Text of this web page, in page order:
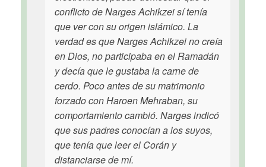
conflicto de Narges Achikzei sí tenía
que ver con su origen islámico. La
verdad es que Narges Achikzei no creía
en Dios, no participaba en el Ramadán
y decía que le gustaba la carne de
cerdo. Poco antes de su matrimonio
forzado con Haroen Mehraban, su
comportamiento cambió. Narges indicó
que sus padres conocían a los suyos,
que tenía que leer el Corán y
distanciarse de mí.